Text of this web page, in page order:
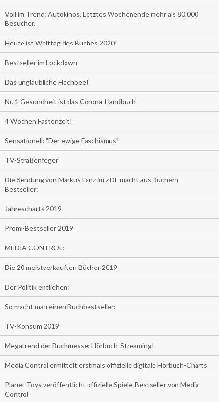
Voll im Trend: Autokinos. Letztes Wochenende mehr als 80.000
Besucher.
Heute ist Welttag des Buches 2020!
Bestseller im Lockdown
Das unglaubliche Hochbeet
Nr. 1 Gesundheit ist das Corona-Handbuch
4 Wochen Fastenzeit!
Sensationell: "Der ewige Faschismus"
TV-Straßenfeger
Die Sendung von Markus Lanz im ZDF macht aus Büchern
Bestseller:
Jahrescharts 2019
Promi-Bestseller 2019
MEDIA CONTROL:
Die 20 meistverkauften Bücher 2019
Der Politik entliehen:
So macht man einen Buchbestseller:
TV-Konsum 2019
Megatrend der Buchmesse: Hörbuch-Streaming!
Media Control ermittelt erstmals offizielle digitale Hörbuch-Charts
Planet Toys veröffentlicht offizielle Spiele-Bestseller von Media
Control